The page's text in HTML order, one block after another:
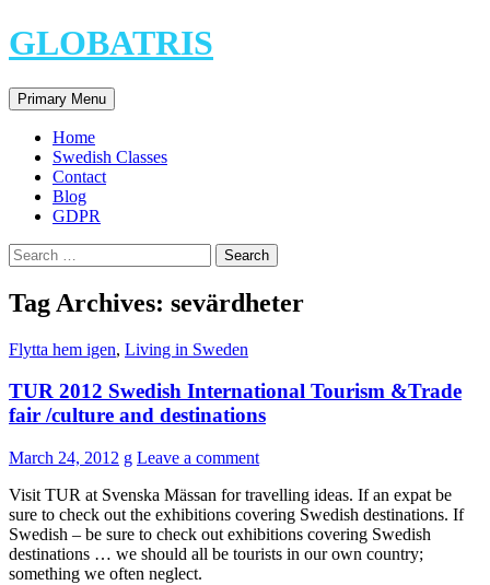
Skip
to
GLOBATRIS
Search
Primary Menu
Home
Swedish Classes
Contact
Blog
GDPR
Search
for:
Tag Archives: sevärdheter
Flytta hem igen, Living in Sweden
TUR 2012 Swedish International Tourism &Trade
fair /culture and destinations
March 24, 2012 g Leave a comment
Visit TUR at Svenska Mässan for travelling ideas. If an expat be
sure to check out the exhibitions covering Swedish destinations. If
Swedish – be sure to check out exhibitions covering Swedish
destinations … we should all be tourists in our own country;
something we often neglect.